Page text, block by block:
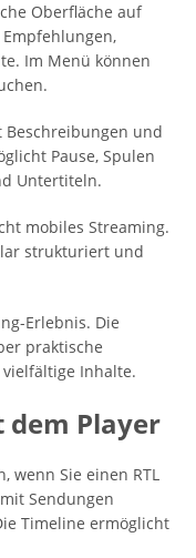
Oberfläche auf
Im Menü können
Beschreibungen und
Pause, Spulen
Untertiteln.
mobiles Streaming.
strukturiert und
Erlebnis. Die
praktische
Inhalte.
Player
wenn Sie einen RTL
Sendungen
Timeline ermöglicht